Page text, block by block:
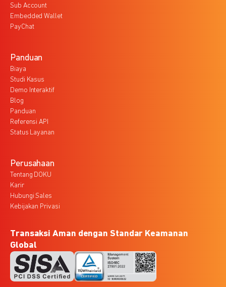
Sub Account
Embedded Wallet
PayChat
Panduan
Biaya
Studi Kasus
Demo Interaktif
Blog
Panduan
Referensi API
Status Layanan
Perusahaan
Tentang DOKU
Karir
Hubungi Sales
Kebijakan Privasi
Transaksi Aman dengan Standar Keamanan
Global